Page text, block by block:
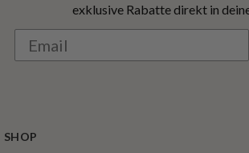
exklusive Rabatte direkt in
SHOP